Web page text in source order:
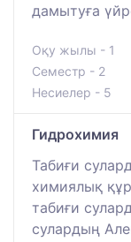
дамытуға
Оқу жылы - 1
Семестр - 2
Несиелер - 5
Гидрохимия
Табиғи
химиялық
табиғи
сулардың